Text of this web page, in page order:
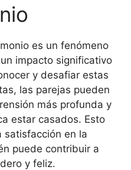
es un fenómeno
impacto significativo
y desafiar estas
las parejas pueden
más profunda y
estar casados. Esto
satisfacción en la
puede contribuir a
y feliz.